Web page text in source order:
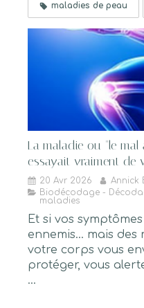
maladies de peau
La maladie ou "le
essayait vraiment de
20 Avr 2026
Annick
Biodécodage -
maladies
Et si vos
ennemis… mais des
votre corps vous
protéger, vous
...